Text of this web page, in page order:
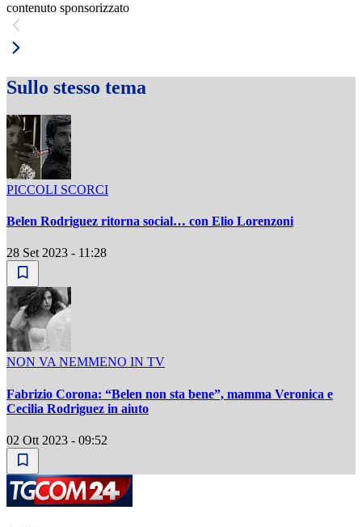
contenuto sponsorizzato
Sullo stesso tema
PICCOLI SCORCI
Belen Rodriguez ritorna social… con Elio Lorenzoni
28 Set 2023 - 11:28
NON VA NEMMENO IN TV
Fabrizio Corona: “Belen non sta bene”, mamma Veronica e
Cecilia Rodriguez in aiuto
02 Ott 2023 - 09:52